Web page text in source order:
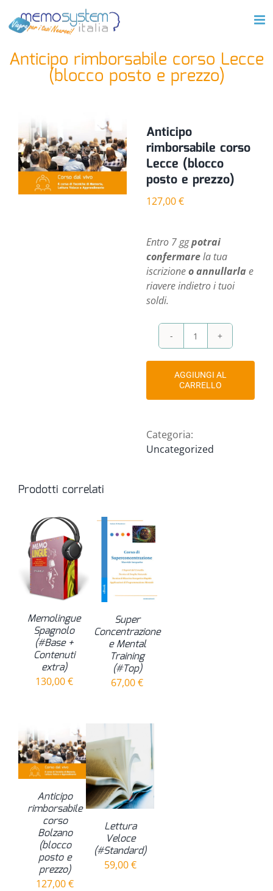
contenuto
Anticipo rimborsabile corso Lecce
(blocco posto e prezzo)
Anticipo
rimborsabile corso
Lecce (blocco
posto e prezzo)
127,00€
Entro 7 ggpotrai
confermarela tua
iscrizioneo annullarla e
riavere indietro i tuoi
soldi.
Anticipo
corso
Lecce
(blocco
prezzo)
AGGIUNGI AL
CARRELLO
Categoria:
Uncategorized
Prodotti correlati
Memolingue
Spagnolo
(#Base +
Contenuti
extra)
130,00€
Super
Concentrazione
e Mental
Training
(#Top)
67,00€
Anticipo
rimborsabile
corso
Bolzano
(blocco
posto e
prezzo)
127,00€
Lettura
Veloce
(#Standard)
59,00€